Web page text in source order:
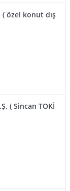
özel konut dış
( Sincan TOKİ